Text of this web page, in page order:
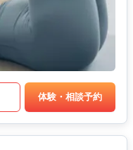
体験・相談予約